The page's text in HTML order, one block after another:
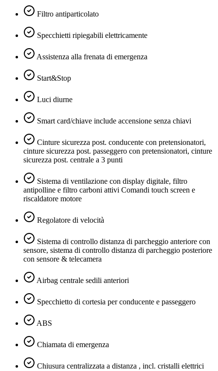
Filtro antiparticolato
Specchietti ripiegabili elettricamente
Assistenza alla frenata di emergenza
Start&Stop
Luci diurne
Smart card/chiave include accensione senza chiavi
Cinture sicurezza post. conducente con pretensionatori,
cinture sicurezza post. passeggero con pretensionatori, cinture
sicurezza post. centrale a 3 punti
Sistema di ventilazione con display digitale, filtro
antipolline e filtro carboni attivi Comandi touch screen e
riscaldatore motore
Regolatore di velocità
Sistema di controllo distanza di parcheggio anteriore con
sensore, sistema di controllo distanza di parcheggio posteriore
con sensore & telecamera
Airbag centrale sedili anteriori
Specchietto di cortesia per conducente e passeggero
ABS
Chiamata di emergenza
Chiusura centralizzata a distanza , incl. cristalli elettrici